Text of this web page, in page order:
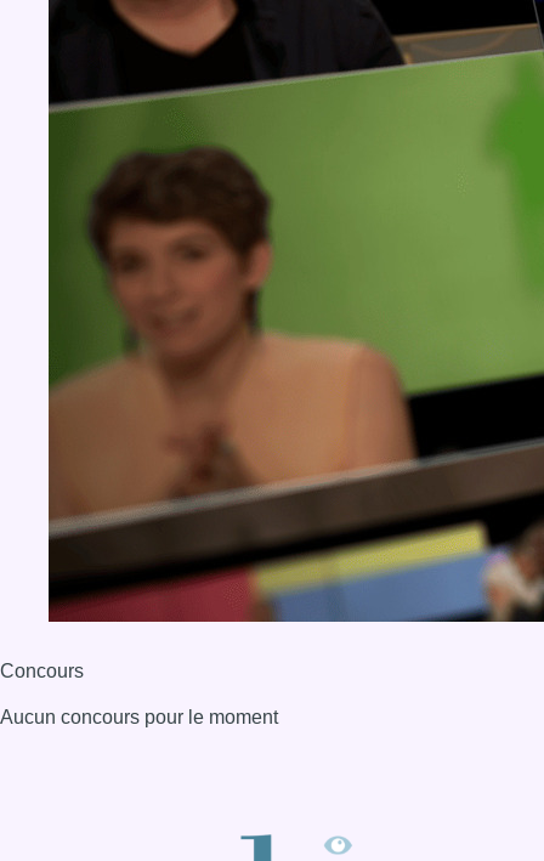
Concours
Aucun concours pour le moment